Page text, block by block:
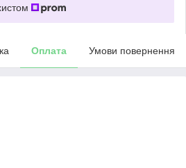
Оплата Умови повернення